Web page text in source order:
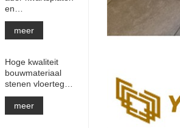
en
aanrechtbladen |
Volledig bedrukt
kwarts PQ005
meer
Hoge kwaliteit
bouwmateriaal
stenen vloertegel
lichtgrijze
projecten
meer